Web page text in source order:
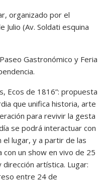
organizado por el
Julio (Av. Soldati esquina
Gastronómico y Feria
Ecos de 1816”: propuesta
que unifica historia, arte
para revivir la gesta
se podrá interactuar con
lugar, y a partir de las
con un show en vivo de 25
artística. Lugar:
entre 24 de